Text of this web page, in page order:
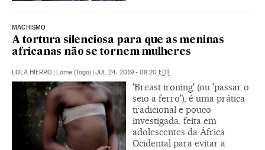
MACHISMO
A tortura silenciosa para que as meninas
africanas não se tornem mulheres
LOLA HIERRO Lome (Togo) JUL 24, 2019 - 08:20 EDT
'Breast ironing' (ou 'passar o
seio a ferro'), é uma prática
tradicional e pouco
investigada, feita em
adolescentes da África
Ocidental para evitar a